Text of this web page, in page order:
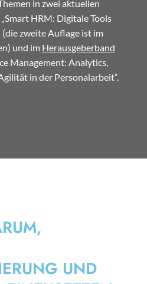
in zwei aktuellen
„Smart HRM: Digitale Tools
zweite Auflage ist im
und im Herausgeberband
Management: Analytics,
in der Personalarbeit“.
UND